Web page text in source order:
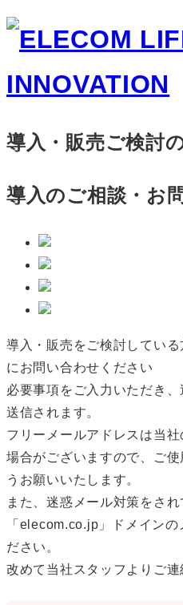
導入・販売ご検討
導入のご相談・お
導入・販売をご検討してい
にお問い合わせください
必要事項をご入力いただき
送信されます。
フリーメールアドレスは当
場合がございますので、ご
うお願いいたします。
また、迷惑メール対策をされ
「elecom.co.jp」ドメイン
ださい。
改めて当社スタッフよりご連